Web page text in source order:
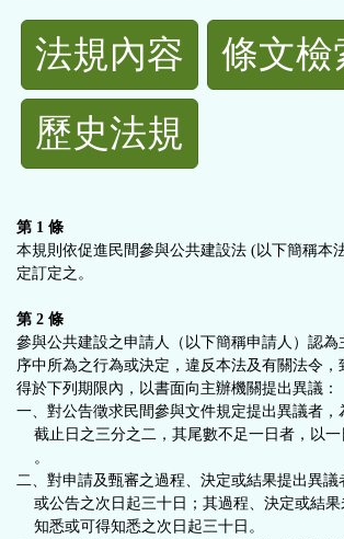
法
規
功
按
鈕
區
法規內容 條文檢
歷史法規
第 1 條
本規則依促進民間參與公共建設法 (以下簡稱本
定訂定之。
第 2 條
參與公共建設之申請人（以下簡稱申請人）認
序中所為之行為或決定，違反本法及有關法令
得於下列期限內，以書面向主辦機關提出異議：
一、對公告徵求民間參與文件規定提出異議者
截止日之三分之二，其尾數不足一日者，以
。
二、對申請及甄審之過程、決定或結果提出異
或公告之次日起三十日；其過程、決定或結
知悉或可得知悉之次日起三十日。